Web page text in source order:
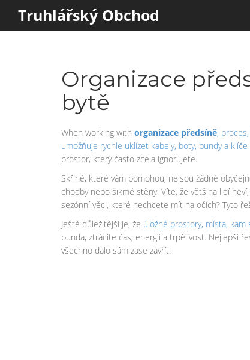
Truhlářský Obchod
Organizace
bytě
When working with organizace předsíně,
umožňuje rychle uklízet kabely, boty, bundy a
prostor, který často zcela ignorujete.
Skříně, které vám pomohou, nejsou žádné
chodby nebo šikmé stěny. Víte, že většina lidí
sezónní věci, které nechcete mít na očích? Tyto
Ještě důležitější je, že úložné prostory, místa, kam
bunda, ztrácíte čas, energii a trpělivost. Nejlepší
všechno dalo sám zase zavřít.